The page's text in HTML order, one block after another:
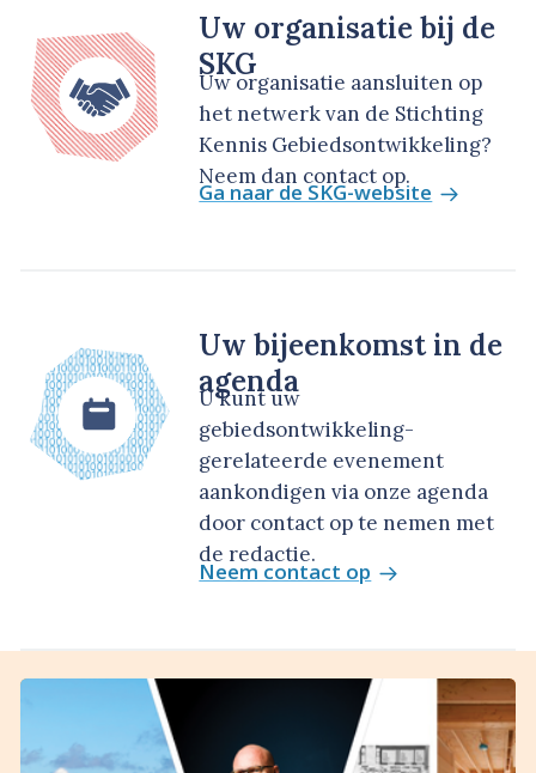
Uw organisatie bij de
SKG
Uw organisatie aansluiten op
het netwerk van de Stichting
Kennis Gebiedsontwikkeling?
Neem dan contact op.
Ga naar de SKG-website
Uw bijeenkomst in de
agenda
U kunt uw
gebiedsontwikkeling-
gerelateerde evenement
aankondigen via onze agenda
door contact op te nemen met
de redactie.
Neem contact op